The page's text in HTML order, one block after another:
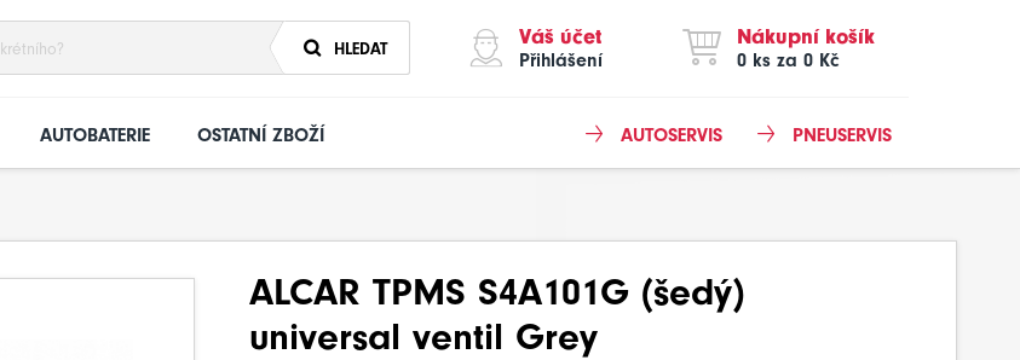
HLEDAT Váš účet
Přihlášení
Nákupní košík
0 ks za 0 Kč
AUTOBATERIE OSTATNÍ ZBOŽÍ PNEUSERVIS
AUTOSERVIS
ALCAR TPMS S4A101G (šedý)
universal ventil Grey